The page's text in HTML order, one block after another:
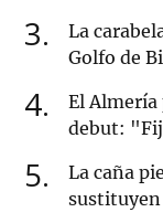
3
La
Golfo de
4
El Almería
debut:
5
La caña
sustituyen